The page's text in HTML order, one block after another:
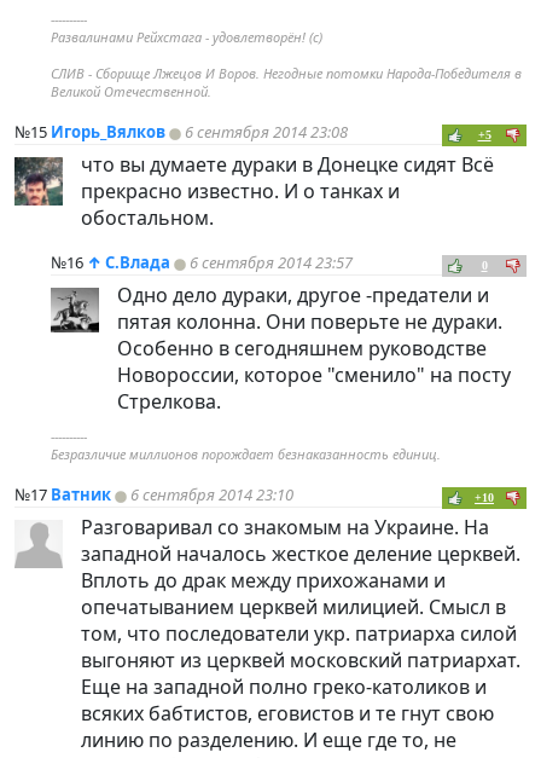
----------
Развалинами Рейхстага - удовлетворён! (с)
СЛИВ - Сборище Лжецов И Воров. Негодные потомки Народа-Победителя в
Великой Отечественной.
№15 Игорь_Вялков 6 сентября 2014 23:08 +5
что вы думаете дураки в Донецке сидят Всё
прекрасно известно. И о танках и
обостальном.
№16 ↑ С.Влада 6 сентября 2014 23:57 0
Одно дело дураки, другое -предатели и
пятая колонна. Они поверьте не дураки.
Особенно в сегодняшнем руководстве
Новороссии, которое "сменило" на посту
Стрелкова.
----------
Безразличие миллионов порождает безнаказанность единиц.
№17 Ватник 6 сентября 2014 23:10 +10
Разговаривал со знакомым на Украине. На
западной началось жесткое деление церквей.
Вплоть до драк между прихожанами и
опечатыванием церквей милицией. Смысл в
том, что последователи укр. патриарха силой
выгоняют из церквей московский патриархат.
Еще на западной полно греко-католиков и
всяких бабтистов, еговистов и те гнут свою
линию по разделению. И еще где то, не